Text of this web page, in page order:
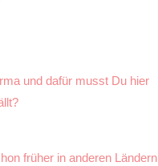
und dafür musst Du hier
früher in anderen Ländern